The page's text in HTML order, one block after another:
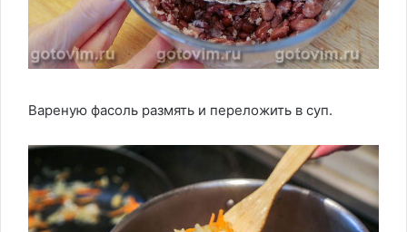
Вареную фасоль размять и переложить в суп.